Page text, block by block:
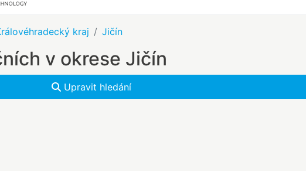
kraj Jičín
v okrese Jičín
Upravit hledání